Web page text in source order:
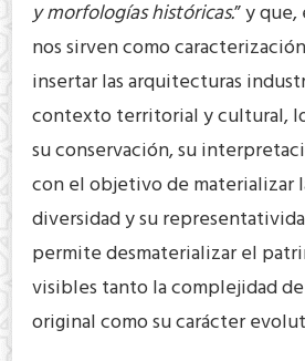
y morfologías históricas.” y
nos sirven como
insertar las arquitecturas
contexto territorial y cultural,
su conservación, su
con el objetivo de materializar
diversidad y su
permite desmaterializar el
visibles tanto la complejidad
original como su carácter